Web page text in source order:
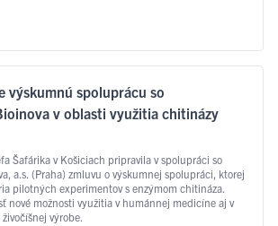
výskumnú spoluprácu so
v oblasti využitia chitinázy
Šafárika v Košiciach pripravila v spolupráci so
a.s. (Praha) zmluvu o výskumnej spolupráci, ktorej
pilotných experimentov s enzýmom chitináza.
nové možnosti využitia v humánnej medicíne aj v
výrobe.